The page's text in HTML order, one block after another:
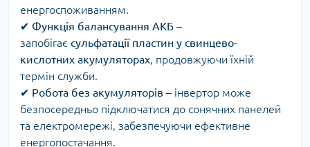
енергоспоживанням.
✔ Функція балансування АКБ –
запобігає сульфатації пластин у свинцево-
кислотних акумуляторах , продовжуючи їхній
термін служби.
✔ Робота без акумуляторів – інвертор може
безпосередньо підключатися до сонячних панелей
та електромережі, забезпечуючи ефективне
енергопостачання.